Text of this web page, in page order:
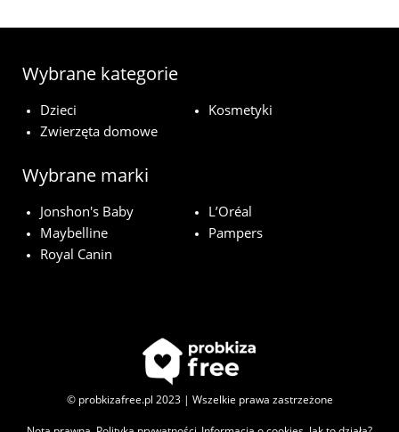
Wybrane kategorie
Dzieci
Kosmetyki
Zwierzęta domowe
Wybrane marki
Jonshon's Baby
L’Oréal
Maybelline
Pampers
Royal Canin
© probkizafree.pl 2023 | Wszelkie prawa zastrzeżone